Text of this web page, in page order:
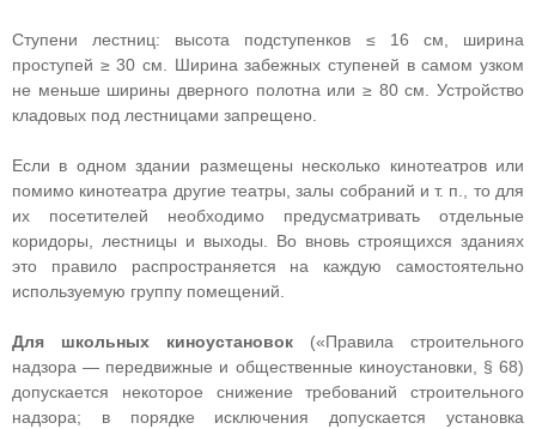
Ступени лестниц: высота подступенков ≤ 16 см, ширина
проступей ≥ 30 см. Ширина забежных ступеней в самом узком
не меньше ширины дверного полотна или ≥ 80 см. Устройство
кладовых под лестницами запрещено.
Если в одном здании размещены несколько кинотеатров или
помимо кинотеатра другие театры, залы собраний и т. п., то для
их посетителей необходимо предусматривать отдельные
коридоры, лестницы и выходы. Во вновь строящихся зданиях
это правило распространяется на каждую самостоятельно
используемую группу помещений.
Для школьных киноустановок («Правила строительного
надзора — передвижные и общественные киноустановки, § 68)
допускается некоторое снижение требований строительного
надзора; в порядке исключения допускается установка